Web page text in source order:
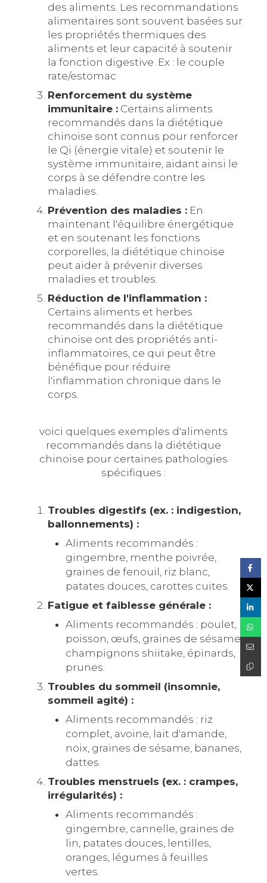
des aliments. Les recommandations
alimentaires sont souvent basées sur
les propriétés thermiques des
aliments et leur capacité à soutenir
la fonction digestive .Ex : le couple
rate/estomac
Renforcement du système
immunitaire : Certains aliments
recommandés dans la diététique
chinoise sont connus pour renforcer
le Qi (énergie vitale) et soutenir le
système immunitaire, aidant ainsi le
corps à se défendre contre les
maladies.
Prévention des maladies : En
maintenant l'équilibre énergétique
et en soutenant les fonctions
corporelles, la diététique chinoise
peut aider à prévenir diverses
maladies et troubles.
Réduction de l'inflammation :
Certains aliments et herbes
recommandés dans la diététique
chinoise ont des propriétés anti-
inflammatoires, ce qui peut être
bénéfique pour réduire
l'inflammation chronique dans le
corps.
voici quelques exemples d'aliments
recommandés dans la diététique
chinoise pour certaines pathologies
spécifiques :
Troubles digestifs (ex. : indigestion,
ballonnements) :
Aliments recommandés :
gingembre, menthe poivrée,
graines de fenouil, riz blanc,
patates douces, carottes cuites.
Fatigue et faiblesse générale :
Aliments recommandés : poulet,
poisson, œufs, graines de sésame,
champignons shiitake, épinards,
prunes.
Troubles du sommeil (insomnie,
sommeil agité) :
Aliments recommandés : riz
complet, avoine, lait d'amande,
noix, graines de sésame, bananes,
dattes.
Troubles menstruels (ex. : crampes,
irrégularités) :
Aliments recommandés :
gingembre, cannelle, graines de
lin, patates douces, lentilles,
oranges, légumes à feuilles
vertes.